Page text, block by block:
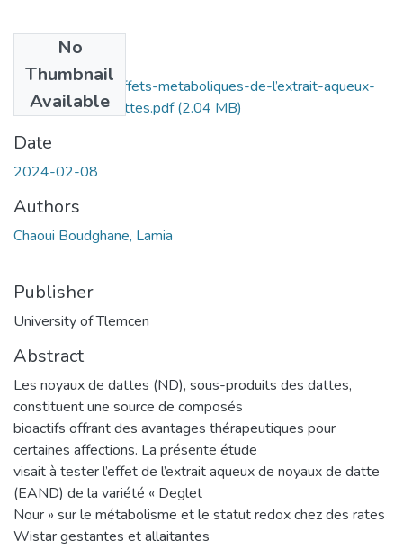
No
Thumbnail
Available
Evaluation-des-effets-metaboliques-de-l’extrait-aqueux-
de-noyaux-de-dattes.pdf(2.04 MB)
Date
2024-02-08
Authors
Chaoui Boudghane, Lamia
Publisher
University of Tlemcen
Abstract
Les noyaux de dattes (ND), sous-produits des dattes,
constituent une source de composés
bioactifs offrant des avantages thérapeutiques pour
certaines affections. La présente étude
visait à tester l’effet de l’extrait aqueux de noyaux de datte
(EAND) de la variété « Deglet
Nour » sur le métabolisme et le statut redox chez des rates
Wistar gestantes et allaitantes